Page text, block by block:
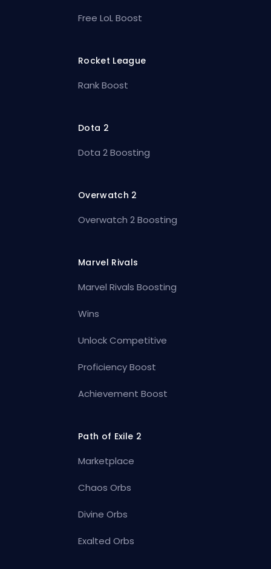
Free LoL Boost
Rocket League
Rank Boost
Dota 2
Dota 2 Boosting
Overwatch 2
Overwatch 2 Boosting
Marvel Rivals
Marvel Rivals Boosting
Wins
Unlock Competitive
Proficiency Boost
Achievement Boost
Path of Exile 2
Marketplace
Chaos Orbs
Divine Orbs
Exalted Orbs